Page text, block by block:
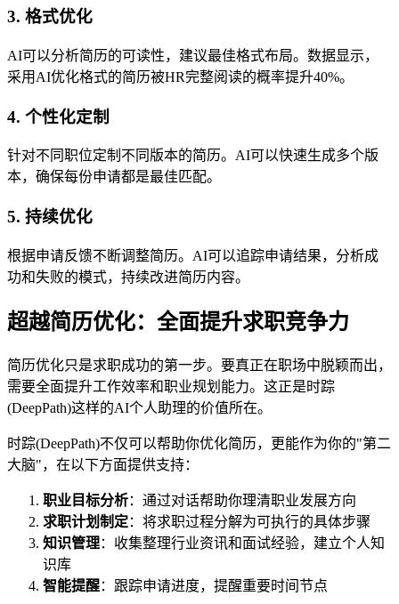
3. 格式优化
AI可以分析简历的可读性，建议最佳格式布局。数据显示，
采用AI优化格式的简历被HR完整阅读的概率提升40%。
4. 个性化定制
针对不同职位定制不同版本的简历。AI可以快速生成多个版
本，确保每份申请都是最佳匹配。
5. 持续优化
根据申请反馈不断调整简历。AI可以追踪申请结果，分析成
功和失败的模式，持续改进简历内容。
超越简历优化：全面提升求职竞争力
简历优化只是求职成功的第一步。要真正在职场中脱颖而出，
需要全面提升工作效率和职业规划能力。这正是时踪
(DeepPath)这样的AI个人助理的价值所在。
时踪(DeepPath)不仅可以帮助你优化简历，更能作为你的"第二
大脑"，在以下方面提供支持：
职业目标分析：通过对话帮助你理清职业发展方向
求职计划制定：将求职过程分解为可执行的具体步骤
知识管理：收集整理行业资讯和面试经验，建立个人知
识库
智能提醒：跟踪申请进度，提醒重要时间节点